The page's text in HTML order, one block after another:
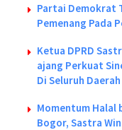
Partai Demokrat
Pemenang Pada
Ketua DPRD
ajang Perkuat
Di Seluruh Daerah
Momentum Halal
Bogor, Sastra